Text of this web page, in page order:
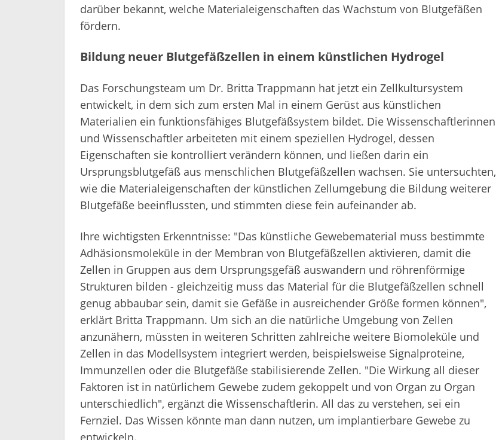
darüber bekannt, welche Materialeigenschaften das Wachstum von Blutgefäßen
fördern.
Bildung neuer Blutgefäßzellen in einem künstlichen Hydrogel
Das Forschungsteam um Dr. Britta Trappmann hat jetzt ein Zellkultursystem
entwickelt, in dem sich zum ersten Mal in einem Gerüst aus künstlichen
Materialien ein funktionsfähiges Blutgefäßsystem bildet. Die Wissenschaftlerinnen
und Wissenschaftler arbeiteten mit einem speziellen Hydrogel, dessen
Eigenschaften sie kontrolliert verändern können, und ließen darin ein
Ursprungsblutgefäß aus menschlichen Blutgefäßzellen wachsen. Sie untersuchten,
wie die Materialeigenschaften der künstlichen Zellumgebung die Bildung weiterer
Blutgefäße beeinflussten, und stimmten diese fein aufeinander ab.
Ihre wichtigsten Erkenntnisse: "Das künstliche Gewebematerial muss bestimmte
Adhäsionsmoleküle in der Membran von Blutgefäßzellen aktivieren, damit die
Zellen in Gruppen aus dem Ursprungsgefäß auswandern und röhrenförmige
Strukturen bilden - gleichzeitig muss das Material für die Blutgefäßzellen schnell
genug abbaubar sein, damit sie Gefäße in ausreichender Größe formen können",
erklärt Britta Trappmann. Um sich an die natürliche Umgebung von Zellen
anzunähern, müssten in weiteren Schritten zahlreiche weitere Biomoleküle und
Zellen in das Modellsystem integriert werden, beispielsweise Signalproteine,
Immunzellen oder die Blutgefäße stabilisierende Zellen. "Die Wirkung all dieser
Faktoren ist in natürlichem Gewebe zudem gekoppelt und von Organ zu Organ
unterschiedlich", ergänzt die Wissenschaftlerin. All das zu verstehen, sei ein
Fernziel. Das Wissen könnte man dann nutzen, um implantierbare Gewebe zu
entwickeln.